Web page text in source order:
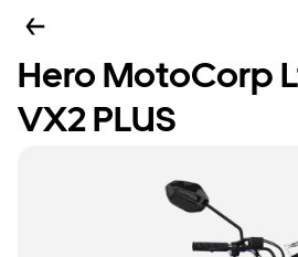
Hero MotoCorp
VX2 PLUS